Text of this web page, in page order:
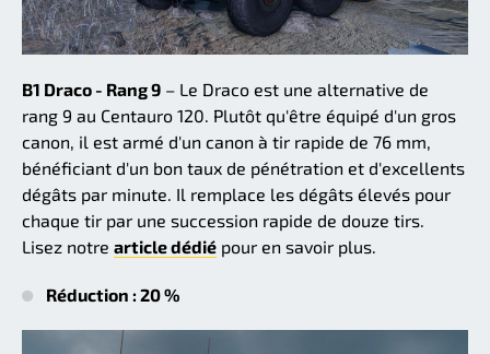
B1 Draco - Rang 9 – Le Draco est une alternative de
rang 9 au Centauro 120. Plutôt qu'être équipé d'un gros
canon, il est armé d'un canon à tir rapide de 76 mm,
bénéficiant d'un bon taux de pénétration et d'excellents
dégâts par minute. Il remplace les dégâts élevés pour
chaque tir par une succession rapide de douze tirs.
Lisez notre article dédié pour en savoir plus.
Réduction : 20 %